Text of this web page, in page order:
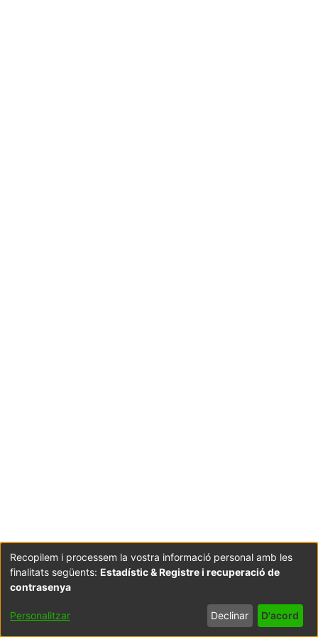
Recopilem i processem la vostra informació personal amb les
finalitats següents: Estadístic & Registre i recuperació de
contrasenya
Personalitzar Declinar D'acord